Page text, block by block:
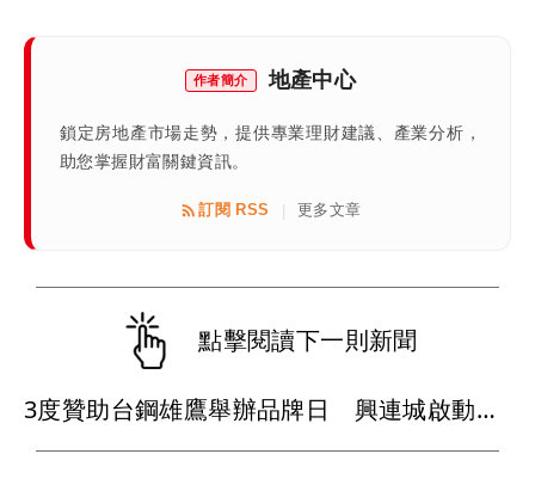
作者簡介 地產中心
鎖定房地產市場走勢，提供專業理財建議、產業分析，
助您掌握財富關鍵資訊。
訂閱 RSS | 更多文章
點擊閱讀下一則新聞
3度贊助台鋼雄鷹舉辦品牌日 興連城啟動回饋基層棒球深耕南二都